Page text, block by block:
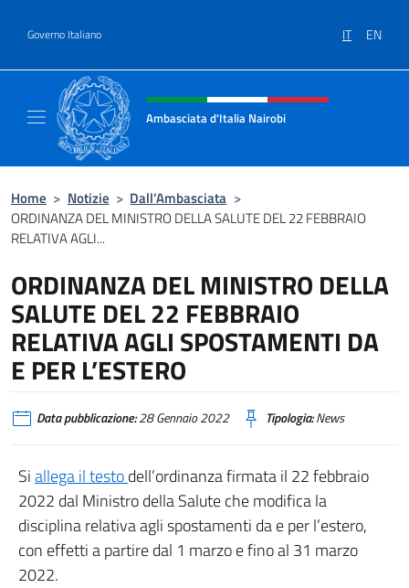
Governo Italiano IT EN
Intestazione sito, social e menù
Ambasciata d'Italia Nairobi
Home > Notizie > Dall’Ambasciata >
ORDINANZA DEL MINISTRO DELLA SALUTE DEL 22 FEBBRAIO
RELATIVA AGLI...
ORDINANZA DEL MINISTRO DELLA
SALUTE DEL 22 FEBBRAIO
RELATIVA AGLI SPOSTAMENTI DA
E PER L’ESTERO
Data pubblicazione:28 Gennaio 2022 Tipologia:News
Siallega il testodell’ordinanza firmata il 22 febbraio
2022 dal Ministro della Salute che modifica la
disciplina relativa agli spostamenti da e per l’estero,
con effetti a partire dal 1 marzo e fino al 31 marzo
2022.